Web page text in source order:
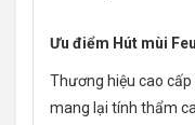
Ưu điểm Hút mùi
Thương hiệu cao
mang lại tính thẩm